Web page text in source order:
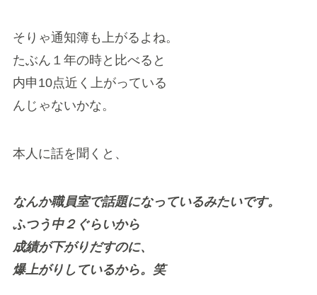
そりゃ通知簿も上がるよね。
たぶん１年の時と比べると
内申10点近く上がっている
んじゃないかな。
本人に話を聞くと、
なんか職員室で話題になっているみたいです。
ふつう中２ぐらいから
成績が下がりだすのに、
爆上がりしているから。笑